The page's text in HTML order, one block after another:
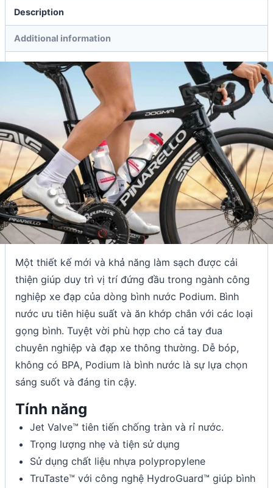
Description
Additional information
Một thiết kế mới và khả năng làm sạch được cải
thiện giúp duy trì vị trí đứng đầu trong ngành công
nghiệp xe đạp của dòng bình nước Podium. Bình
nước ưu tiên hiệu suất và ăn khớp chắn với các loại
gọng bình. Tuyệt vời phù hợp cho cả tay đua
chuyên nghiệp và đạp xe thông thường. Dễ bóp,
không có BPA, Podium là bình nước là sự lựa chọn
sáng suốt và đáng tin cậy.
Tính năng
Jet Valve™ tiên tiến chống tràn và rỉ nước.
Trọng lượng nhẹ và tiện sử dụng
Sử dụng chất liệu nhựa polypropylene
TruTaste™ với công nghệ HydroGuard™ giúp bình